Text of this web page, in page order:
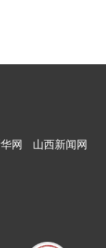
网 山西新闻网